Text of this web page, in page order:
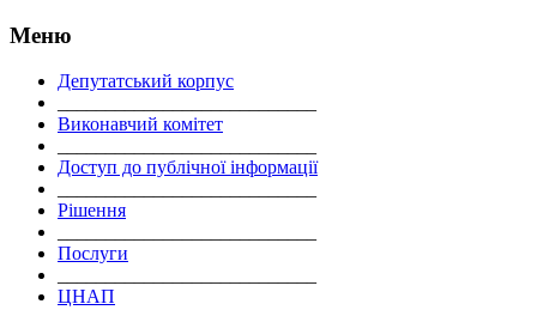
Меню
Депутатський корпус
Виконавчий комітет
Доступ до публічної інформації
Рішення
Послуги
ЦНАП